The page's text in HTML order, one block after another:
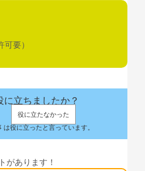
要）
に立ちましたか？
役に立たなかった
役に立ったと言っています。
があります！